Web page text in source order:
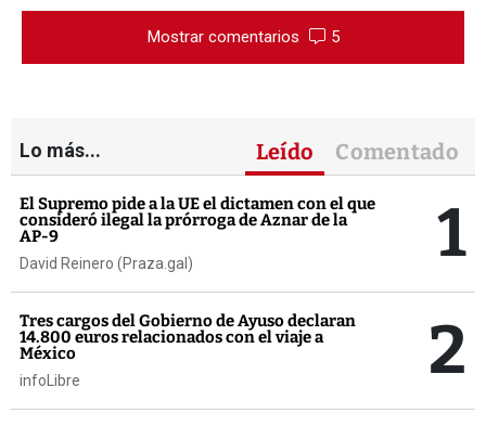
Mostrar comentarios 5
Lo más... Leído Comentado
El Supremo pide a la UE el dictamen con el que
consideró ilegal la prórroga de Aznar de la
AP-9
David Reinero (Praza.gal) 1
Tres cargos del Gobierno de Ayuso declaran
14.800 euros relacionados con el viaje a
México
infoLibre 2